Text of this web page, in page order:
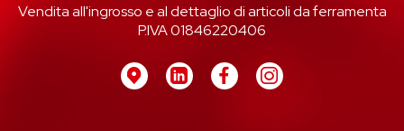
Vendita all'ingrosso e al dettaglio di articoli da ferramenta
P.IVA 01846220406